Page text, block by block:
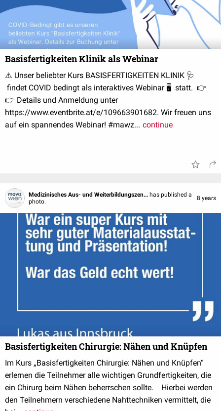
Basisfertigkeiten Klinik als Webinar
⚠️ Unser beliebter Kurs BASISFERTIGKEITEN KLINIK 🩺
findet COVID bedingt als interaktives Webinar 🖥 statt. 👉
👉 Details und Anmeldung unter
https://www.eventbrite.at/e/109663901682. Wir freuen uns
auf ein spannendes Webinar! #mawz... continue
Medizinisches Aus- und Weiterbildungszen... has published a
photo.
8 years
Basisfertigkeiten Chirurgie: Nähen und Knüpfen
Im Kurs „Basisfertigkeiten Chirurgie: Nähen und Knüpfen“
erlernen die Teilnehmer alle wichtigen Grundfertigkeiten, die
ein Chirurg beim Nähen beherrschen sollte. Hierbei werden
den Teilnehmern verschiedene Nahttechniken vermittelt, die